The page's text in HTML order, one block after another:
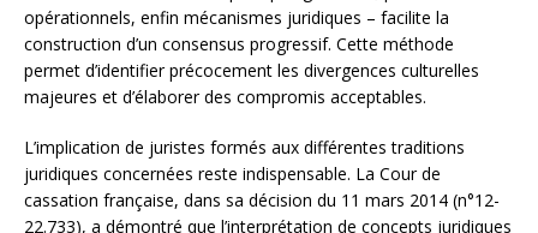
opérationnels, enfin mécanismes juridiques – facilite la
construction d’un consensus progressif. Cette méthode
permet d’identifier précocement les divergences culturelles
majeures et d’élaborer des compromis acceptables.
L’implication de juristes formés aux différentes traditions
juridiques concernées reste indispensable. La Cour de
cassation française, dans sa décision du 11 mars 2014 (n°12-
22.733), a démontré que l’interprétation de concepts juridiques